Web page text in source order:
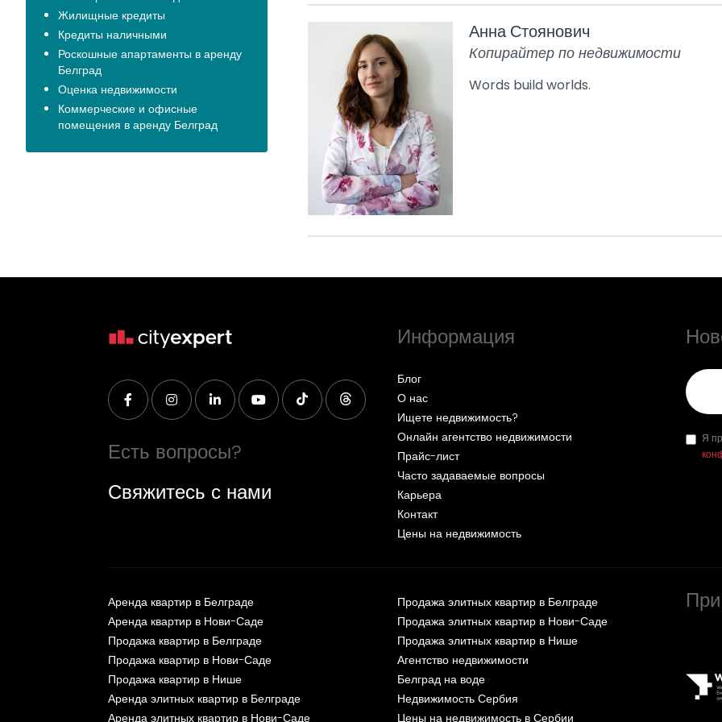
Анна Стоянович
Копирайтер по недвижимости
Words build worlds.
Жилищные кредиты
Кредиты наличными
Роскошные апартаменты в аренду
Белград
Оценка недвижимости
Коммерческие и офисные
помещения в аренду Белград
Есть вопросы?
Свяжитесь с нами
Информация
Блог
О нас
Ищете недвижимость?
Онлайн агентство недвижимости
Прайс-лист
Часто задаваемые вопросы
Карьера
Контакт
Цены на недвижимость
Эл.
Я
Аренда квартир в Белграде
Аренда квартир в Нови-Саде
Продажа квартир в Белграде
Продажа квартир в Нови-Саде
Продажа квартир в Нише
Аренда элитных квартир в Белграде
Аренда элитных квартир в Нови-Саде
Продажа элитных квартир в Белграде
Продажа элитных квартир в Нови-Саде
Продажа элитных квартир в Нише
Агентство недвижимости
Белград на воде
Недвижимость Сербия
Цены на недвижимость в Сербии